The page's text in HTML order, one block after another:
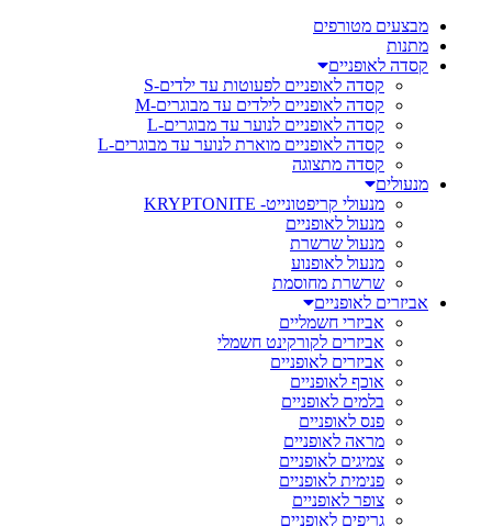
מבצעים מטורפים
מתנות
קסדה לאופניים
קסדה לאופניים לפעוטות עד ילדים-S
קסדה לאופניים לילדים עד מבוגרים-M
קסדה לאופניים לנוער עד מבוגרים-L
קסדה לאופניים מוארת לנוער עד מבוגרים-L
קסדה מתצוגה
מנעולים
מנעולי קריפטונייט- KRYPTONITE
מנעול לאופניים
מנעול שרשרת
מנעול לאופנוע
שרשרת מחוסמת
אביזרים לאופניים
אביזרי חשמליים
אביזרים לקורקינט חשמלי
אביזרים לאופניים
אוכף לאופניים
בלמים לאופניים
פנס לאופניים
מראה לאופניים
צמיגים לאופניים
פנימית לאופניים
צופר לאופניים
גריפים לאופניים